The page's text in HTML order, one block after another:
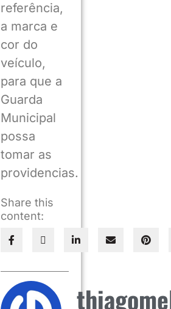
referência,
a marca e
cor do
veículo,
para que a
Guarda
Municipal
possa
tomar as
providencias.
Share this
content: